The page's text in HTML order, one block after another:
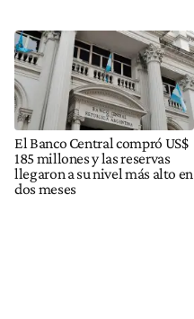
El Banco Central compró US$
185 millones y las reservas
llegaron a su nivel más alto en
dos meses